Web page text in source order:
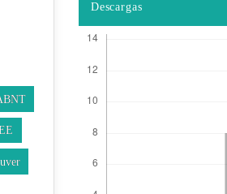
Descargas